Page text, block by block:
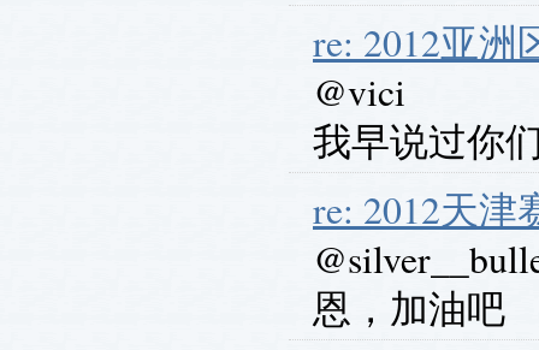
re: 2012亚洲
@vici
我早说过你
re: 2012天津
恩，加油吧